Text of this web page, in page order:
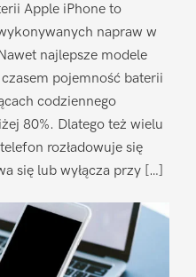
Apple iPhone to
napraw w
najlepsze modele
pojemność baterii
codziennego
80%. Dlatego też wielu
rozładowuje się
się lub wyłącza przy […]